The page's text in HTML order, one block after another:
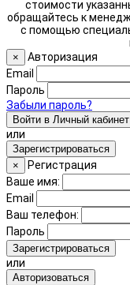
стоимости
обращайтесь к
с помощью
×
Авторизация
Email
Пароль
Забыли пароль?
Войти в Личный кабинет
или
Зарегистрироваться
×
Регистрация
Ваше имя:
Email
Ваш телефон:
Пароль
Зарегистрироваться
или
Авторизоваться